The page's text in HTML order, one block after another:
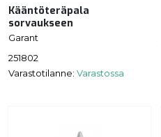
Kääntöteräpala
sorvaukseen
Garant
251802
Varastotilanne: Varastossa